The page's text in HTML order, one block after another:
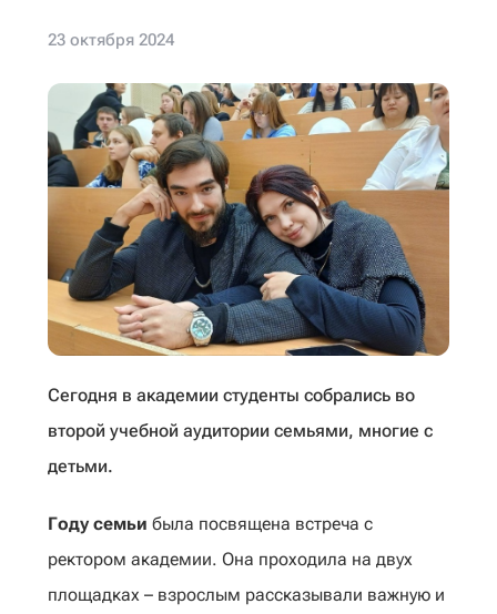
23 октября 2024
Сегодня в академии студенты собрались во
второй учебной аудитории семьями, многие с
детьми.
Году семьи была посвящена встреча с
ректором академии. Она проходила на двух
площадках – взрослым рассказывали важную и